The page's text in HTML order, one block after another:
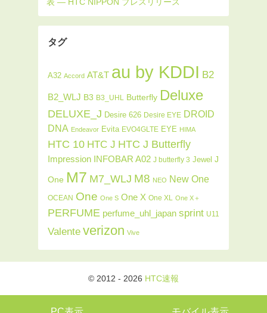
タグ
A32 Accord AT&T au by KDDI B2
B2_WLJ B3 B3_UHL Butterfly Deluxe
DELUXE_J Desire 626 Desire EYE DROID
DNA Endeavor Evita EVO4GLTE EYE HIMA
HTC 10 HTC J HTC J Butterfly
Impression INFOBAR A02 J butterfly 3 Jewel J
One M7 M7_WLJ M8 NEO New One
OCEAN One One S One X One XL One X＋
PERFUME perfume_uhl_japan sprint U11
Valente verizon Vive
© 2012 - 2026 HTC速報